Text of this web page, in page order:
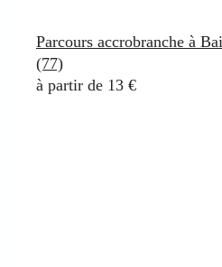
Parcours accrobranche à
(77)
à partir de 13 €